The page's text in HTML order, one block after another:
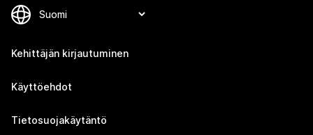
Kehittäjän kirjautuminen
Käyttöehdot
Tietosuojakäytäntö